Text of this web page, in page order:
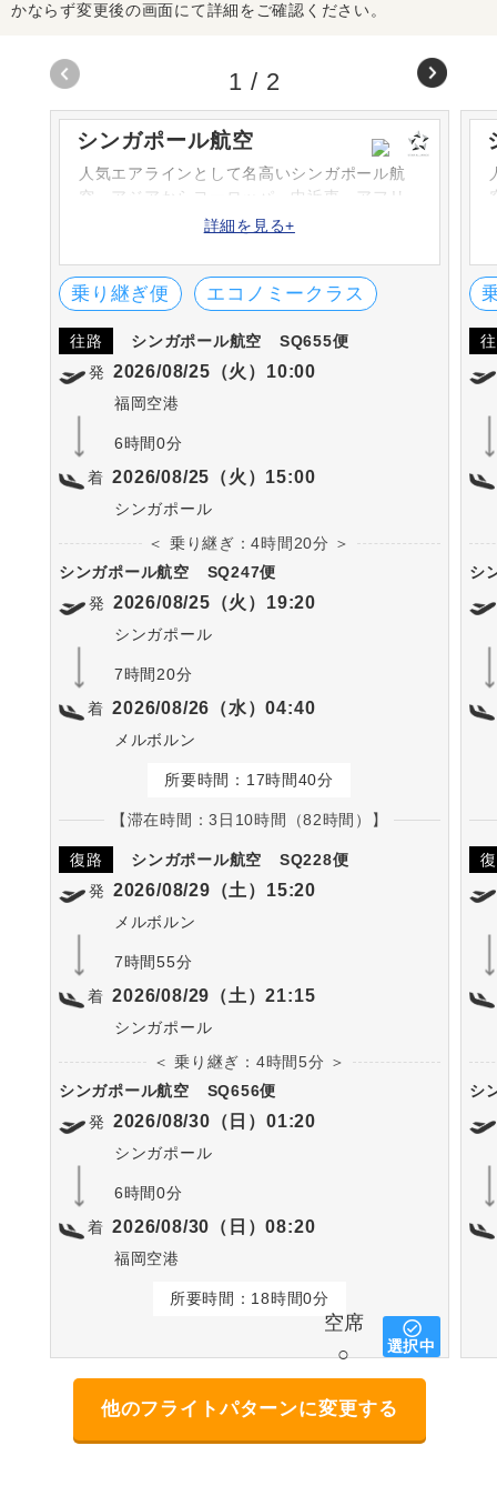
かならず変更後の画面にて詳細をご確認ください。
シンガポール航空
人気エアラインとして名高いシンガポール航
空。アジアからヨーロッパ、中近東、アフリ
カ、北米、南太平洋など幅広いネットワーク
などのサービスで世界の人々に愛されていま
す。
詳細を見る+
乗り継ぎ便 エコノミークラス
往路 シンガポール航空
SQ655便
発 2026/08/25（火）10:00
福岡空港
6時間0分
着 2026/08/25（火）15:00
シンガポール
＜ 乗り継ぎ：4時間20分 ＞
シンガポール航空
SQ247便
発 2026/08/25（火）19:20
シンガポール
7時間20分
着 2026/08/26（水）04:40
メルボルン
所要時間：17時間40分
【滞在時間：3日10時間（82時間）】
復路 シンガポール航空
SQ228便
発 2026/08/29（土）15:20
メルボルン
7時間55分
着 2026/08/29（土）21:15
シンガポール
＜ 乗り継ぎ：4時間5分 ＞
シンガポール航空
SQ656便
発 2026/08/30（日）01:20
シンガポール
6時間0分
着 2026/08/30（日）08:20
福岡空港
所要時間：18時間0分
空席
○
選択中
他のフライトパターンに変更する
シ
シ
1 / 2